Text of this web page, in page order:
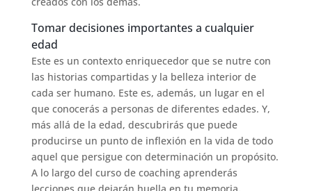
Tomar decisiones importantes a cualquier
edad
Este es un contexto enriquecedor que se nutre con
las historias compartidas y la belleza interior de
cada ser humano. Este es, además, un lugar en el
que conocerás a personas de diferentes edades. Y,
más allá de la edad, descubrirás que puede
producirse un punto de inflexión en la vida de todo
aquel que persigue con determinación un propósito.
A lo largo del curso de coaching aprenderás